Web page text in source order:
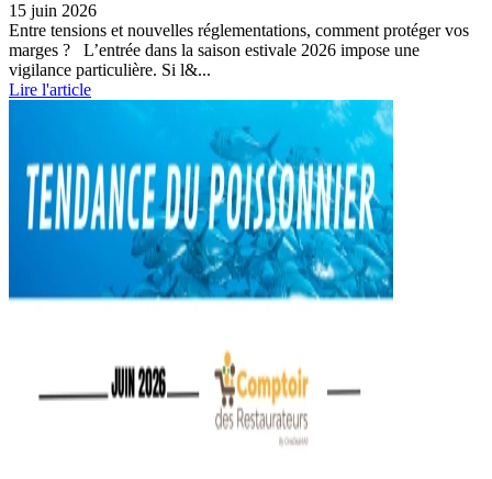
15 juin 2026
Entre tensions et nouvelles réglementations, comment protéger vos
marges ? L’entrée dans la saison estivale 2026 impose une
vigilance particulière. Si l&...
Lire l'article